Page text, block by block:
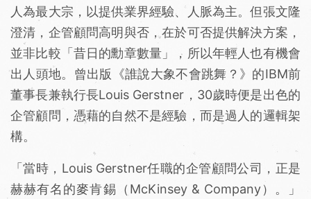
人為最大宗，以提供業界經驗、人脈為主。但張文隆
澄清，企管顧問高明與否，在於可否提供解決方案，
並非比較「昔日的勳章數量」，所以年輕人也有機會
出人頭地。曾出版《誰說大象不會跳舞？》的IBM前
董事長兼執行長Louis Gerstner，30歲時便是出色的
企管顧問，憑藉的自然不是經驗，而是過人的邏輯架
構。
「當時，Louis Gerstner任職的企管顧問公司，正是
赫赫有名的麥肯錫（McKinsey & Company）。」